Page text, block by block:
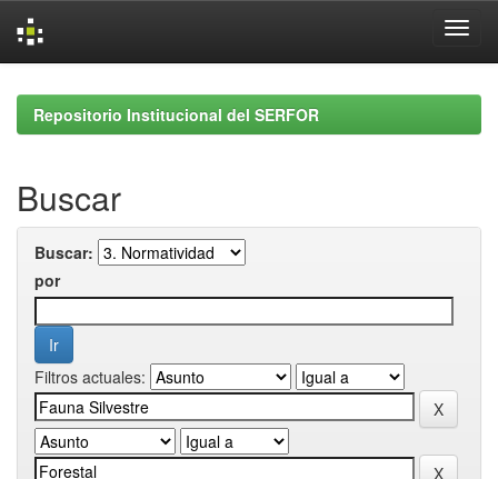
navigationRepositorio Institucional del SERFOR
Buscar
Buscar:
por
Filtros actuales: